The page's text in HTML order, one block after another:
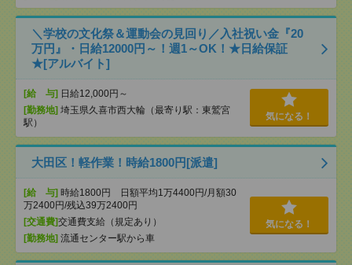
＼学校の文化祭＆運動会の見回り／入社祝い金『20
万円』・日給12000円～！週1～OK！★日給保証
★[アルバイト]
[給 与] 日給12,000円～
[勤務地] 埼玉県久喜市西大輪（最寄り駅：東鷲宮
駅）
気になる！
大田区！軽作業！時給1800円[派遣]
[給 与] 時給1800円 日額平均1万4400円/月額30
万2400円/残込39万2400円
[交通費]交通費支給（規定あり）
[勤務地] 流通センター駅から車
気になる！